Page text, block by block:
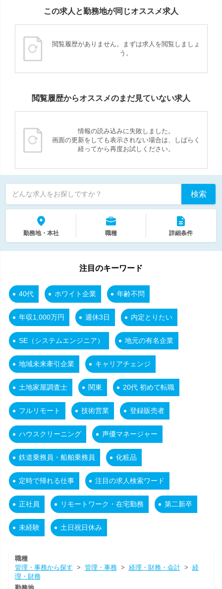
この求人と勤務地が同じオススメ求人
閲覧履歴がありません。まずは求人を閲覧しましょ
う。
閲覧履歴からオススメのまだ見ていない求人
情報の読み込みに失敗しました。
画面の更新をしても表示されない場合は、しばらく
経ってから再度お試しください。
どんな求人をお探しですか？ 検索
勤務地・本社 職種 詳細条件
注目のキーワード
40代 ホワイト企業 年齢不問
年収1,000万円 週休3日 内定とりたい
SE（システムエンジニア） 地元の有名企業
地域未来牽引企業 キャリアチェンジ
土地家屋調査士 関東 20代 初めて転職
フルリモート 技術営業 登録販売者
ハウスクリーニング 声優マネージャー
鉄道乗務員・船舶乗務員 化粧品
定時で帰れる仕事 注目の求人検索ワード
正社員 リモートワーク・在宅勤務 第二新卒
未経験 土日祝日休み
職種
管理・事務から探す > 管理・事務> 経理・財務・会計> 経
理・財務